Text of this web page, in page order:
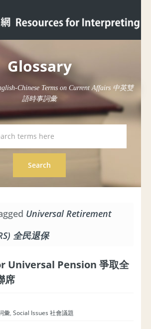
Glossary
Chinese Terms on Current Affairs 中英雙
語時事詞彙
Universal Retirement
全民退保
Universal Pension 爭取全
席
彙, Social Issues 社會議題